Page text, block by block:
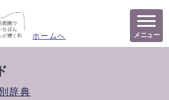
ホームへ メニュー
辞典